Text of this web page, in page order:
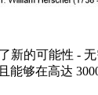
新的可能性 -
够在高达